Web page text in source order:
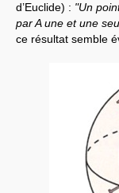
d’Euclide) : "Un
par A une et une
ce résultat semble